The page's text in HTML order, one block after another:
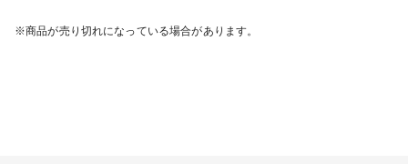
※商品が売り切れになっている場合があります。